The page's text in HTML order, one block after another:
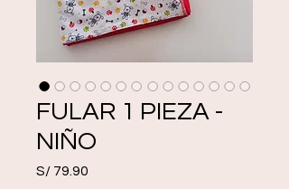
FULAR 1 PIEZA -
NIÑO
S/ 79.90